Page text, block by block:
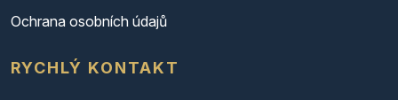
Ochrana osobních údajů
RYCHLÝ KONTAKT